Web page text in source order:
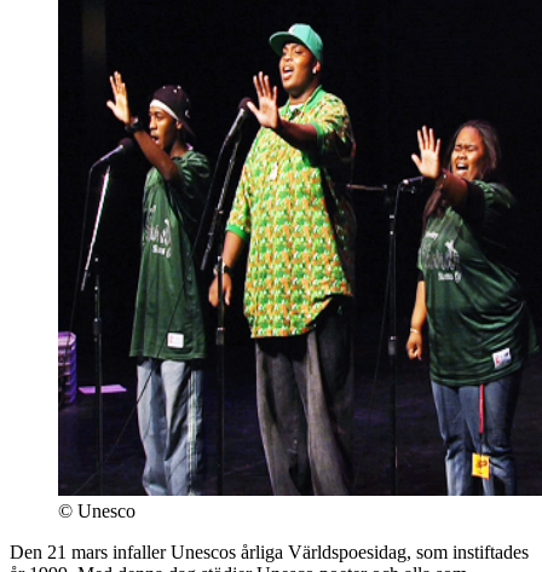
© Unesco
Den 21 mars infaller Unescos årliga Världspoesidag, som instiftades